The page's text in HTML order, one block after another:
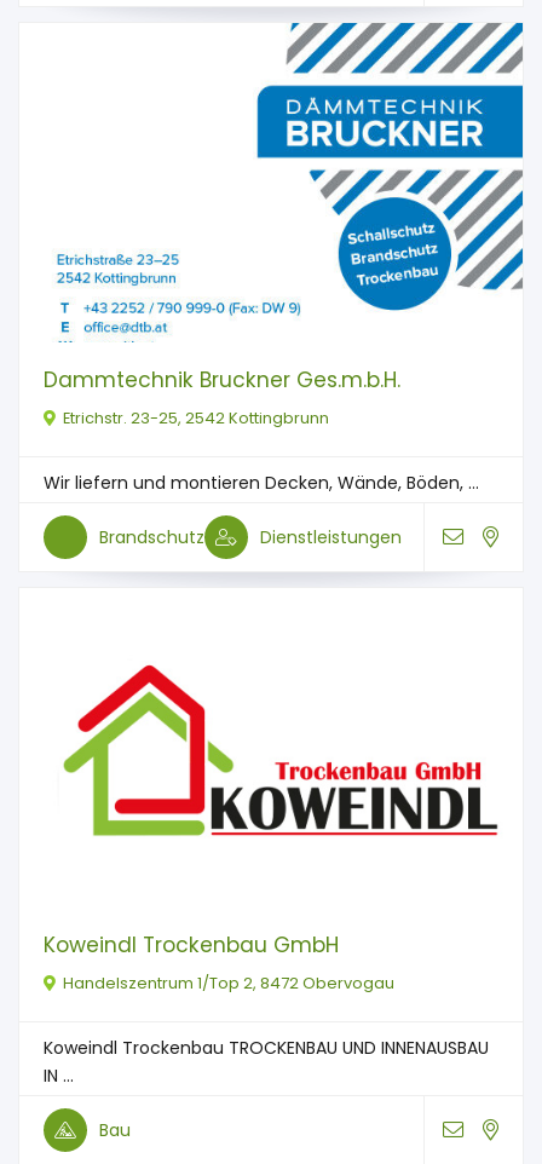
Dammtechnik Bruckner Ges.m.b.H.
Etrichstr. 23-25, 2542 Kottingbrunn
Wir liefern und montieren Decken, Wände, Böden, ...
Brandschutz Dienstleistungen
Koweindl Trockenbau GmbH
Handelszentrum 1/Top 2, 8472 Obervogau
Koweindl Trockenbau TROCKENBAU UND INNENAUSBAU
IN ...
Bau